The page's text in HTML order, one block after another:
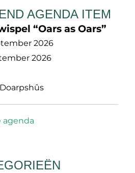
AGENDA ITEM
“Oars as Oars”
2026
2026
agenda